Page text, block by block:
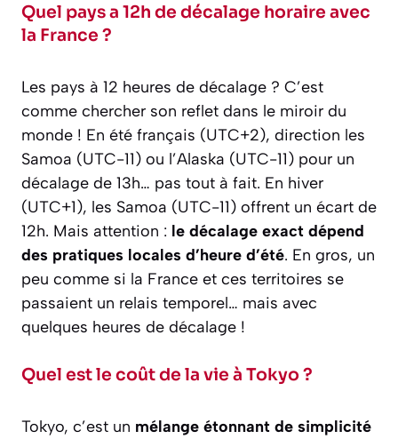
Quel pays a 12h de décalage horaire avec
la France ?
Les pays à 12 heures de décalage ? C’est
comme chercher son reflet dans le miroir du
monde ! En été français (UTC+2), direction les
Samoa (UTC-11) ou l’Alaska (UTC-11) pour un
décalage de 13h… pas tout à fait. En hiver
(UTC+1), les Samoa (UTC-11) offrent un écart de
12h. Mais attention : le décalage exact dépend
des pratiques locales d’heure d’été. En gros, un
peu comme si la France et ces territoires se
passaient un relais temporel… mais avec
quelques heures de décalage !
Quel est le coût de la vie à Tokyo ?
Tokyo, c’est un mélange étonnant de simplicité